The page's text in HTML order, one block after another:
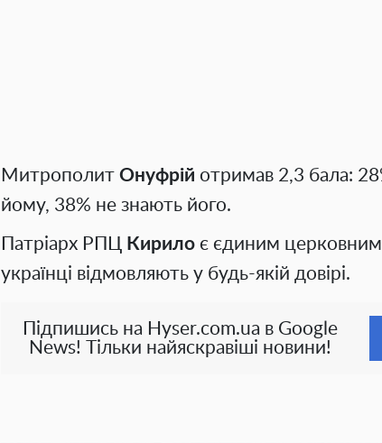
Митрополит Онуфрій отримав 2,3 бала:
йому, 38% не знають його.
Патріарх РПЦ Кирило є єдиним
українці відмовляють у будь-якій довірі.
Підпишись на Hyser.com.ua в Google
News! Тільки найяскравіші новини!